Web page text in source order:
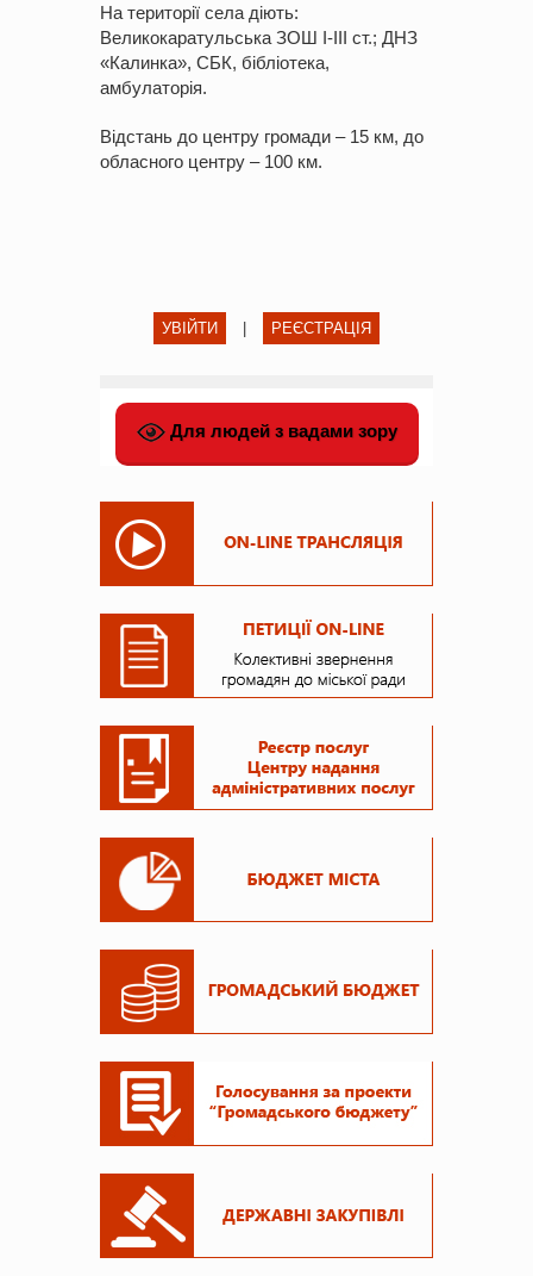
На території села діють:
Великокаратульська ЗОШ І-ІІІ ст.; ДНЗ
«Калинка», СБК, бібліотека,
амбулаторія.
Відстань до центру громади – 15 км, до
обласного центру – 100 км.
УВІЙТИ РЕЄСТРАЦІЯ
Для людей з вадами зору